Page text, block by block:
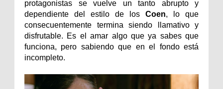
protagonistas se vuelve un tanto abrupto y
dependiente del estilo de los Coen, lo que
consecuentemente termina siendo llamativo y
disfrutable. Es el amar algo que ya sabes que
funciona, pero sabiendo que en el fondo está
incompleto.